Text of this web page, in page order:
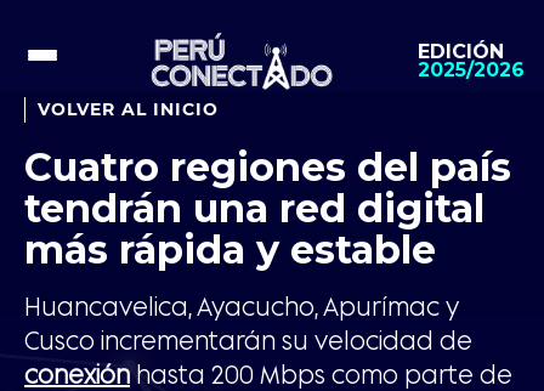
EDICIÓN
2025/2026
VOLVER AL INICIO
Cuatro regiones del país
tendrán una red digital
más rápida y estable
Huancavelica, Ayacucho, Apurímac y
Cusco incrementarán su velocidad de
conexión hasta 200 Mbps como parte de